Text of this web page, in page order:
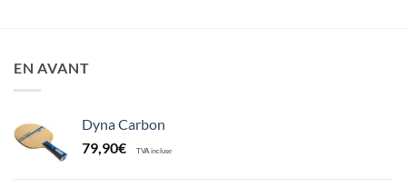
EN AVANT
Dyna Carbon
79,90€ TVA incluse